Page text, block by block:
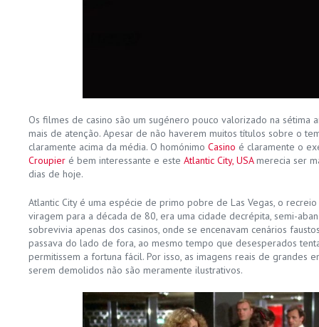
Os filmes de casino são um sugénero pouco valorizado na sétima
mais de atenção. Apesar de não haverem muitos títulos sobre o
claramente acima da média. O homónimo Casino é claramente o
Croupier é bem interessante e este Atlantic City, USAmerecia ser
dias de hoje.
Atlantic City é uma espécie de primo pobre de Las Vegas, o recreio
viragem para a década de 80, era uma cidade decrépita, semi-
sobrevivia apenas dos casinos, onde se encenavam cenários
passava do lado de fora, ao mesmo tempo que desesperados
permitissem a fortuna fácil. Por isso, as imagens reais de grandes
serem demolidos não são meramente ilustrativos.